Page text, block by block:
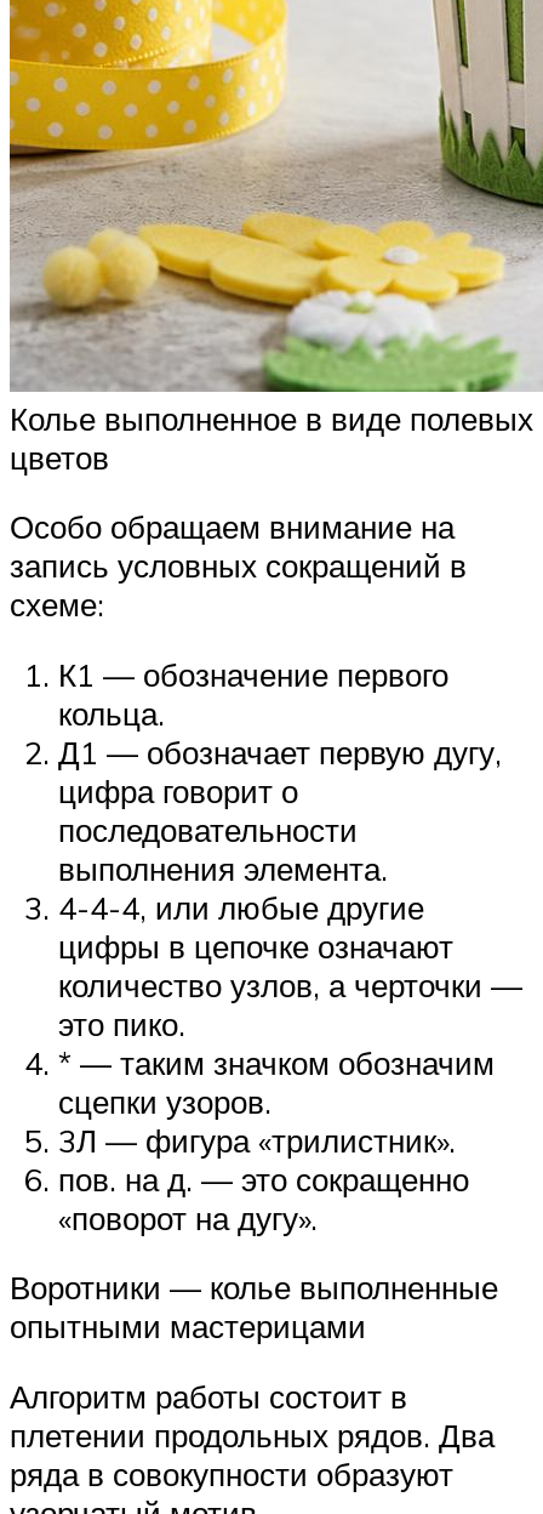
Колье выполненное в виде полевых
цветов
Особо обращаем внимание на
запись условных сокращений в
схеме:
К1 — обозначение первого
кольца.
Д1 — обозначает первую дугу,
цифра говорит о
последовательности
выполнения элемента.
4-4-4, или любые другие
цифры в цепочке означают
количество узлов, а черточки —
это пико.
* — таким значком обозначим
сцепки узоров.
3Л — фигура «трилистник».
пов. на д. — это сокращенно
«поворот на дугу».
Воротники — колье выполненные
опытными мастерицами
Алгоритм работы состоит в
плетении продольных рядов. Два
ряда в совокупности образуют